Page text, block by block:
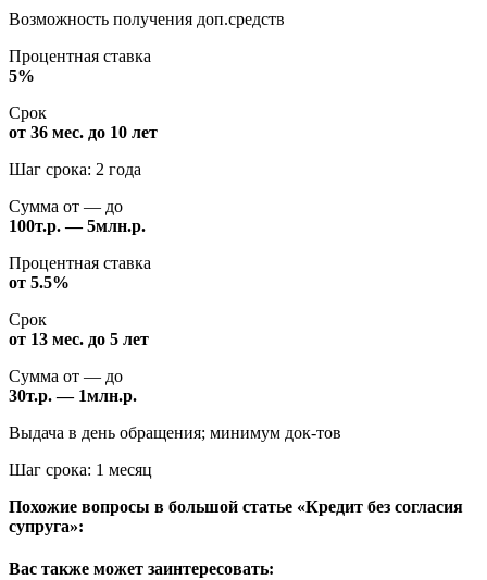
Возможность получения доп.средств
Процентная ставка
5%
Срок
от 36 мес. до 10 лет
Шаг срока: 2 года
Сумма от — до
100т.р. — 5млн.р.
Процентная ставка
от 5.5%
Срок
от 13 мес. до 5 лет
Сумма от — до
30т.р. — 1млн.р.
Выдача в день обращения; минимум док-тов
Шаг срока: 1 месяц
Похожие вопросы в большой статье «Кредит без согласия
супруга»:
Вас также может заинтересовать: